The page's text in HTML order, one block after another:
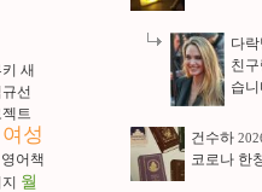
다
친
습
건수하
코로나 한
새
규선
트
여성
영어책
월